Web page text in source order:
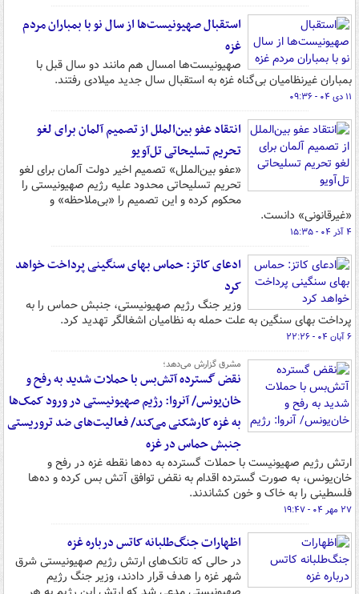
استقبال صهیونیست‌ها از سال نو با بمباران مردم
غزه
صهیونیست‌ها امسال هم مانند دو سال قبل با
بمباران غیرنظامیان بی‌گناه غزه به استقبال سال جدید میلادی رفتند.
۱۱ دی ۰۴ - ۰۹:۳۶
انتقاد عفو بین‌الملل از تصمیم آلمان برای لغو
تحریم تسلیحاتی تل‌آویو
«عفو بین‌الملل» تصمیم اخیر دولت آلمان برای لغو
تحریم تسلیحاتی محدود علیه رژیم صهیونیستی را
محکوم کرده و این تصمیم را «بی‌ملاحظه» و
«غیرقانونی» دانست.
۴ آذر ۰۴ - ۱۵:۳۵
ادعای کاتز: حماس بهای سنگینی پرداخت خواهد
کرد
وزیر جنگ رژیم صهیونیستی، جنبش حماس را به
پرداخت بهای سنگین به علت حمله به نظامیان اشغالگر تهدید کرد.
۶ آبان ۰۴ - ۲۲:۲۶
مشرق گزارش می‌دهد؛
نقض گسترده آتش‌بس با حملات شدید به رفح و
خان‌یونس/ آنروا: رژیم صهیونیستی در ورود کمک‌ها
به غزه کارشکنی می‌کند/ فعالیت‌های ضد تروریستی
جنبش حماس در غزه
ارتش رژیم صهیونیست با حملات گسترده به ده‌ها نقطه غزه در رفح و
خان‌یونس، به صورت گسترده‌ اقدام به نقض توافق آتش بس کرده و ده‌ها
فلسطینی را به خاک و خون کشاندند.
۲۷ مهر ۰۴ - ۱۹:۴۷
اظهارات جنگ‌طلبانه کاتس درباره غزه
در حالی که تانک‌های ارتش رژیم صهیونیستی شرق
شهر غزه را هدف قرار دادند، وزیر جنگ رژیم